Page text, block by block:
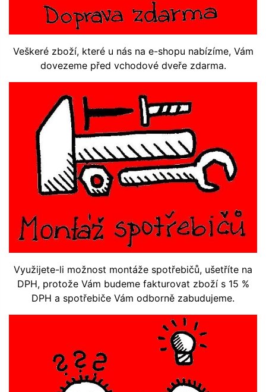
Veškeré zboží, které u nás na e-shopu nabízíme, Vám
dovezeme před vchodové dveře zdarma.
Využijete-li možnost montáže spotřebičů, ušetříte na
DPH, protože Vám budeme fakturovat zboží s 15 %
DPH a spotřebiče Vám odborně zabudujeme.